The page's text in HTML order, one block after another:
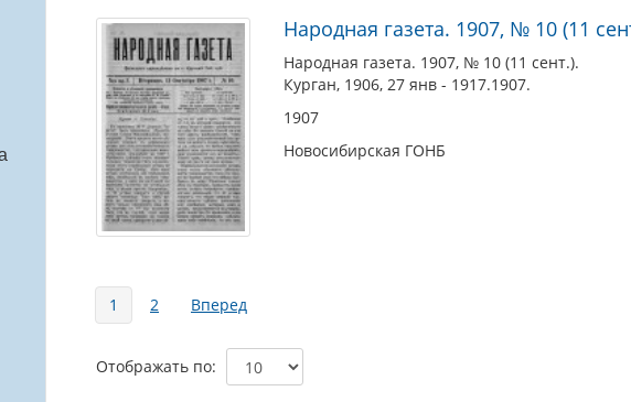
Народная газета. 1907, № 10 (11
Народная газета. 1907, № 10 (11 сент.).
Курган, 1906, 27 янв - 1917.1907.
1907
Новосибирская ГОНБ
Страницы
1 2 Вперед
Отображать по